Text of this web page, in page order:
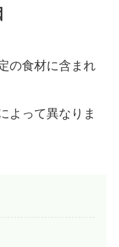
の食材に含まれ
よって異なりま